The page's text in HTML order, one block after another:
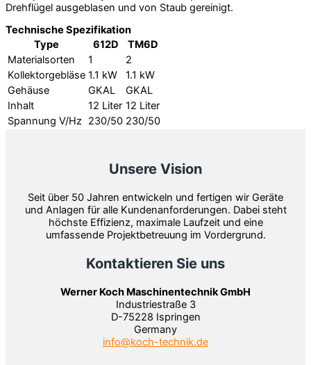
Drehflügel ausgeblasen und von Staub gereinigt.
Technische Spezifikation
Type
612D
TM6D
Materialsorten
1
2
Kollektorgebläse 1.1 kW
1.1 kW
Gehäuse
GKAL
GKAL
Inhalt
12 Liter 12 Liter
Spannung V/Hz 230/50 230/50
Unsere Vision
Seit über 50 Jahren entwickeln und fertigen wir Geräte
und Anlagen für alle Kundenanforderungen. Dabei steht
höchste Effizienz, maximale Laufzeit und eine
umfassende Projektbetreuung im Vordergrund.
Kontaktieren Sie uns
Werner Koch Maschinentechnik GmbH
Industriestraße 3
D-75228 Ispringen
Germany
info@koch-technik.de